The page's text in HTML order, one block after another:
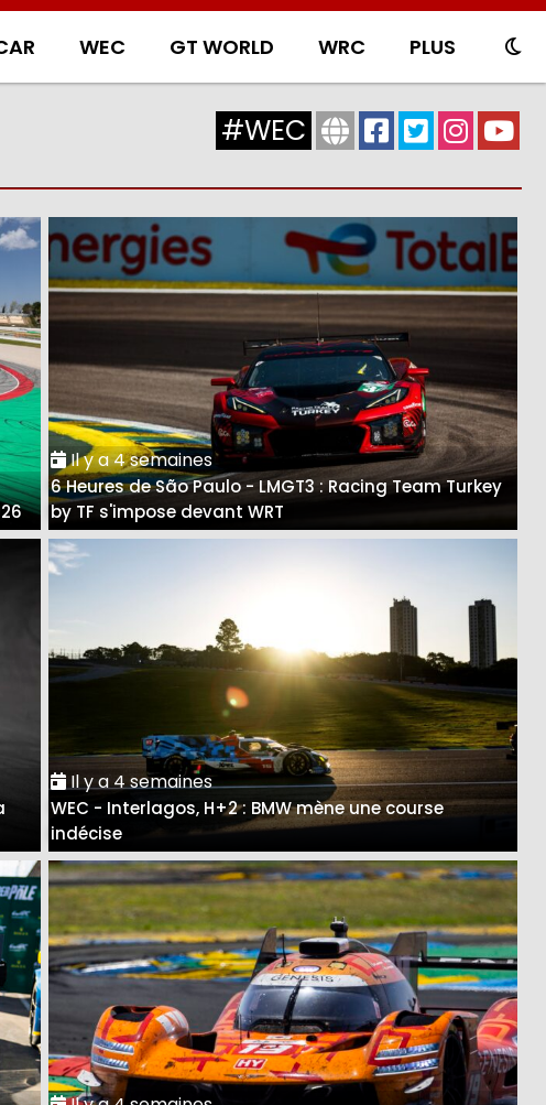
WEC GT WORLD WRC PLUS
#WEC
Il y a 4 semaines
6 Heures de São Paulo - LMGT3 : Racing Team Turkey
by TF s'impose devant WRT
Il y a 4 semaines
WEC - Interlagos, H+2 : BMW mène une course
indécise